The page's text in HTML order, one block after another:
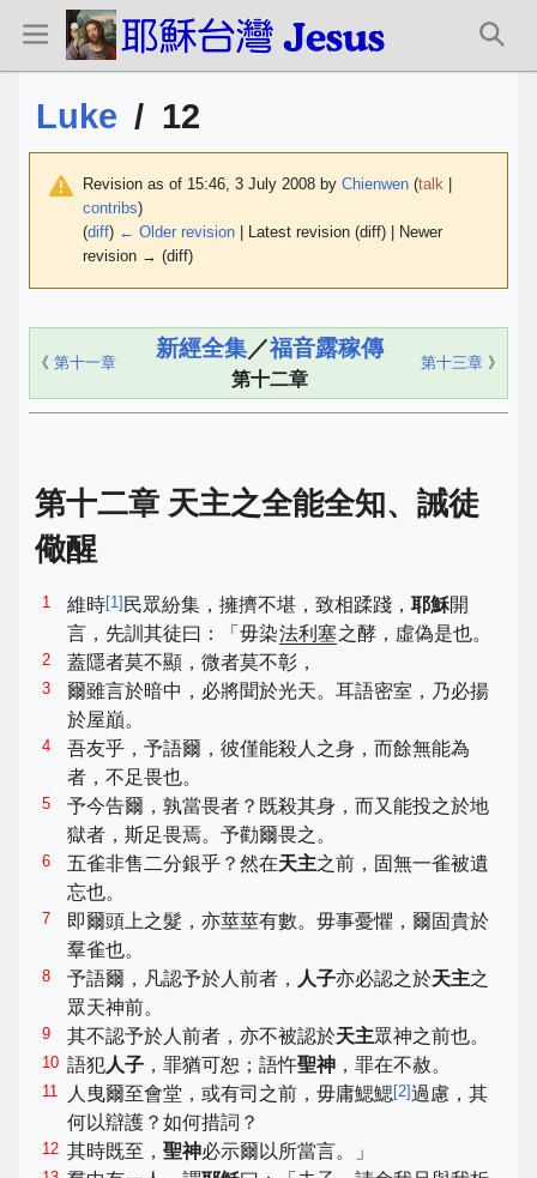
Luke / 12
Revision as of 15:46, 3 July 2008 by Chienwen (talk
contribs)
(diff) ← Older revision | Latest revision (diff) | Newer
revision → (diff)
《 第十一章
新經全集／福音露稼傳
第十二章
第十三章 》
第十二章 天主之全能全知、誡徒
儆醒
1 維時[1] 民眾紛集，擁擠不堪，致相蹂踐，耶穌開
言，先訓其徒曰：「毋染法利塞之酵，虛偽是也。
2 蓋隱者莫不顯，微者莫不彰，
3
爾雖言於暗中，必將聞於光天。耳語密室，乃必揚
於屋巔。
4
吾友乎，予語爾，彼僅能殺人之身，而餘無能為
者，不足畏也。
5
予今告爾，孰當畏者？既殺其身，而又能投之於地
獄者，斯足畏焉。予勸爾畏之。
6 五雀非售二分銀乎？然在天主之前，固無一雀被遺
忘也。
7
即爾頭上之髮，亦莖莖有數。毋事憂懼，爾固貴於
羣雀也。
8 予語爾，凡認予於人前者， 人子亦必認之於天主之
眾天神前。
9 其不認予於人前者，亦不被認於天主眾神之前也。
10 語犯人子 ，罪猶可恕；語忤聖神 ，罪在不赦。
11 人曳爾至會堂，或有司之前，毋庸鰓鰓[2]過慮，其
何以辯護？如何措詞？
12 其時既至，聖神必示爾以所當言。」